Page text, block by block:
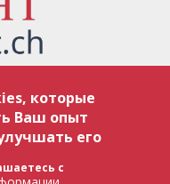
об авторском праве и
частичное использование
В случае полного
сайта rusaccent.ch,
заимствованный
rusaccent.ch, являются
или частичное
которые
Ваш опыт
его
с